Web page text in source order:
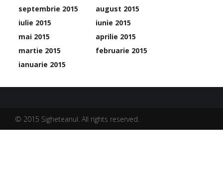
septembrie 2015
august 2015
iulie 2015
iunie 2015
mai 2015
aprilie 2015
martie 2015
februarie 2015
ianuarie 2015
© 2015 Sigheteanul. All rights reserved.